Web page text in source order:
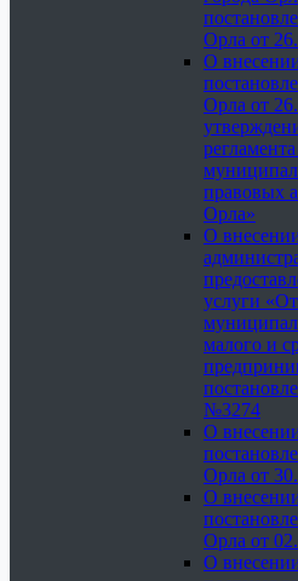
Орла от
О
Орла от
правовых
Орла»
О
услуги
малого и
№3274
О
Орла от
О
Орла от
О